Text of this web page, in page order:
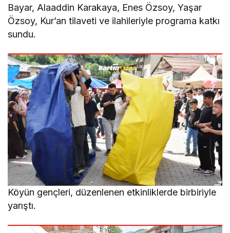
Bayar, Alaaddin Karakaya, Enes Özsoy, Yaşar
Özsoy, Kur’an tilaveti ve ilahileriyle programa katkı
sundu.
Köyün gençleri, düzenlenen etkinliklerde birbiriyle
yarıştı.